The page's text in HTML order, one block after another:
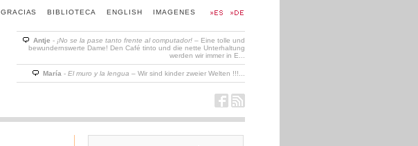
IMAGENES
ENGLISH
BIBLIOTECA
GRACIAS
Antje - ¡No se la pase tanto frente al computador!– Eine tolle und
bewundernswerte Dame! Den Café tinto und die nette Unterhaltung
werden wir immer in E...
María - El muro y la lengua – Wir sind kinder zweier Welten !!!...